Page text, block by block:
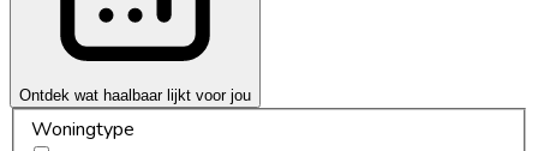
Ontdek wat haalbaar lijkt voor jou
Woningtype